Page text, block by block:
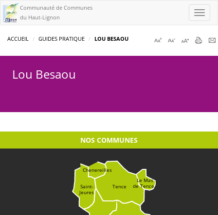
Communauté de Communes
du Haut-Lignon
ACCUEIL GUIDES PRATIQUE LOU BESAOU
Lou Besaou
NOS COMMUNES
Tence
Chenereilles
Saint-
Jeures
Le Mas
de Tence